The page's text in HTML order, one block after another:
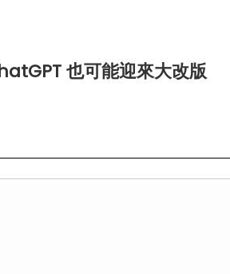
也可能迎來大改版